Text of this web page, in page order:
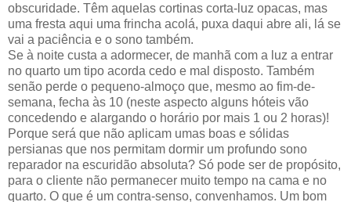
obscuridade. Têm aquelas cortinas corta-luz opacas, mas
uma fresta aqui uma frincha acolá, puxa daqui abre ali, lá se
vai a paciência e o sono também.
Se à noite custa a adormecer, de manhã com a luz a entrar
no quarto um tipo acorda cedo e mal disposto. Também
senão perde o pequeno-almoço que, mesmo ao fim-de-
semana, fecha às 10 (neste aspecto alguns hóteis vão
concedendo e alargando o horário por mais 1 ou 2 horas)!
Porque será que não aplicam umas boas e sólidas
persianas que nos permitam dormir um profundo sono
reparador na escuridão absoluta? Só pode ser de propósito,
para o cliente não permanecer muito tempo na cama e no
quarto. O que é um contra-senso, convenhamos. Um bom